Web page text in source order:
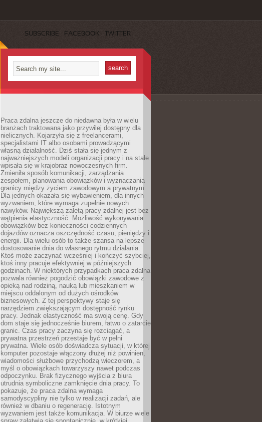
SUBSCRIBE FACEBOOK TWITTER
Praca zdalna jeszcze do niedawna była w wielu
branżach traktowana jako przywilej dostępny dla
nielicznych. Kojarzyła się z freelancerami,
specjalistami IT albo osobami prowadzącymi
własną działalność. Dziś stała się jednym z
najważniejszych modeli organizacji pracy i na stałe
wpisała się w krajobraz nowoczesnych firm.
Zmieniła sposób komunikacji, zarządzania
zespołem, planowania obowiązków i wyznaczania
granicy między życiem zawodowym a prywatnym.
Dla jednych okazała się wybawieniem, dla innych
wyzwaniem, które wymaga zupełnie nowych
nawyków. Największą zaletą pracy zdalnej jest bez
wątpienia elastyczność. Możliwość wykonywania
obowiązków bez konieczności codziennych
dojazdów oznacza oszczędność czasu, pieniędzy i
energii. Dla wielu osób to także szansa na lepsze
dostosowanie dnia do własnego rytmu działania.
Ktoś może zaczynać wcześniej i kończyć szybciej,
ktoś inny pracuje efektywniej w późniejszych
godzinach. W niektórych przypadkach praca zdalna
pozwala również pogodzić obowiązki zawodowe z
opieką nad rodziną, nauką lub mieszkaniem w
miejscu oddalonym od dużych ośrodków
biznesowych. Z tej perspektywy staje się
narzędziem zwiększającym dostępność rynku
pracy. Jednak elastyczność ma swoją cenę. Gdy
dom staje się jednocześnie biurem, łatwo o zatarcie
granic. Czas pracy zaczyna się rozciągać, a
prywatna przestrzeń przestaje być w pełni
prywatna. Wiele osób doświadcza sytuacji, w której
komputer pozostaje włączony dłużej niż powinien,
wiadomości służbowe przychodzą wieczorem, a
myśl o obowiązkach towarzyszy nawet podczas
odpoczynku. Brak fizycznego wyjścia z biura
utrudnia symboliczne zamknięcie dnia pracy. To
pokazuje, że praca zdalna wymaga
samodyscypliny nie tylko w realizacji zadań, ale
również w dbaniu o regenerację. Istotnym
wyzwaniem jest także komunikacja. W biurze wiele